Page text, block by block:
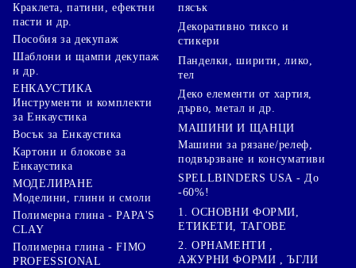
Краклета, патини, ефектни
пасти и др.
Пособия за декупаж
Шаблони и щампи декупаж
и др.
ЕНКАУСТИКА
Инструменти и комплекти
за Енкаустика
Восък за Енкаустика
Картони и блокове за
Енкаустика
МОДЕЛИРАНЕ
Моделини, глини и смоли
Полимерна глина - PAPA'S
CLAY
Полимерна глина - FIMO
PROFESSIONAL
пясък
Декоративно тиксо и
стикери
Панделки, ширити, лико,
тел
Деко елементи от хартия,
дърво, метал и др.
МАШИНИ И ЩАНЦИ
Машини за рязане/релеф,
подвързване и консумативи
SPELLBINDERS USA - До
-60%!
1. ОСНОВНИ ФОРМИ,
ЕТИКЕТИ, ТАГОВЕ
2. ОРНАМЕНТИ ,
АЖУРНИ ФОРМИ , ЪГЛИ